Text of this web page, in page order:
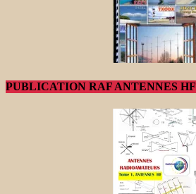
PUBLICATION RAF ANTENNES HF